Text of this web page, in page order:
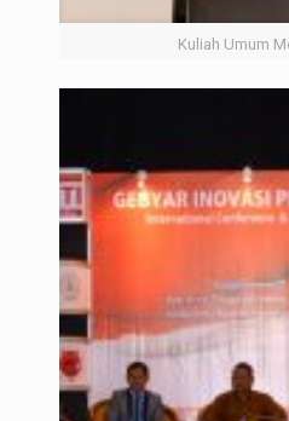
Kuliah Umum